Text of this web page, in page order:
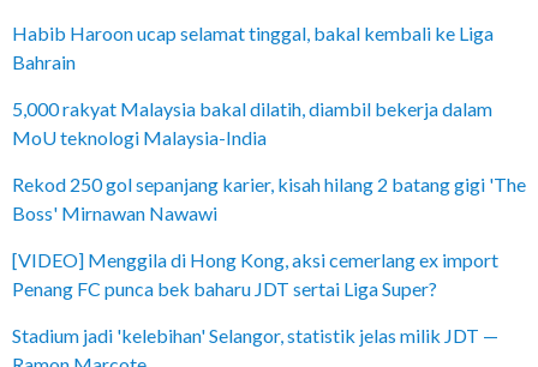
Habib Haroon ucap selamat tinggal, bakal kembali ke Liga
Bahrain
5,000 rakyat Malaysia bakal dilatih, diambil bekerja dalam
MoU teknologi Malaysia-India
Rekod 250 gol sepanjang karier, kisah hilang 2 batang gigi 'The
Boss' Mirnawan Nawawi
[VIDEO] Menggila di Hong Kong, aksi cemerlang ex import
Penang FC punca bek baharu JDT sertai Liga Super?
Stadium jadi 'kelebihan' Selangor, statistik jelas milik JDT —